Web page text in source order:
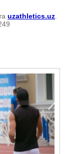
uzathletics.uz